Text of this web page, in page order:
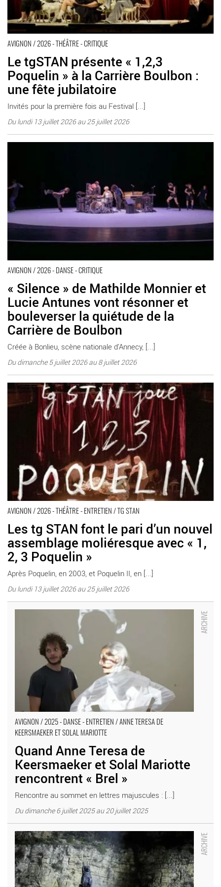
AVIGNON / 2026 - THÉÂTRE - CRITIQUE
Le tgSTAN présente « 1,2,3
Poquelin » à la Carrière Boulbon :
une fête jubilatoire
Invités pour la première fois au Festival [...]
Du lundi 13 juillet 2026 au 25 juillet 2026
AVIGNON / 2026 - DANSE - CRITIQUE
« Silence » de Mathilde Monnier et
Lucie Antunes vont résonner et
bouleverser la quiétude de la
Carrière de Boulbon
Créée à Bonlieu, scène nationale d’Annecy, [...]
Du dimanche 5 juillet 2026 au 8 juillet 2026
AVIGNON / 2026 - THÉÂTRE - ENTRETIEN / TG STAN
Les tg STAN font le pari d’un nouvel
assemblage moliéresque avec « 1,
2, 3 Poquelin »
Après Poquelin, en 2003, et Poquelin II, en [...]
Du lundi 13 juillet 2026 au 25 juillet 2026
avec « 1, 2, 3 Poquelin » - Critique sortie Avignon / 2026 Boulbon
Festival d’Avignon. Carrière de Boulbon
AVIGNON / 2025 - DANSE - ENTRETIEN / ANNE TERESA DE
KEERSMAEKER ET SOLAL MARIOTTE
Quand Anne Teresa de
Keersmaeker et Solal Mariotte
rencontrent « Brel »
Rencontre au sommet en lettres majuscules : [...]
Du dimanche 6 juillet 2025 au 20 juillet 2025
rencontrent « Brel » - Critique sortie Avignon / 2025 Boulbon
d’une mère pour son enfant - Critique sortie Avignon / 2024
Boulbon Carrière de Boulbon